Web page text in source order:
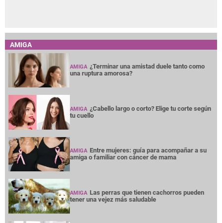
AMIGA
AMIGA ¿Terminar una amistad duele tanto como
una ruptura amorosa?
AMIGA ¿Cabello largo o corto? Elige tu corte según
tu cuello
AMIGA Entre mujeres: guía para acompañar a su
amiga o familiar con cáncer de mama
AMIGA Las perras que tienen cachorros pueden
tener una vejez más saludable